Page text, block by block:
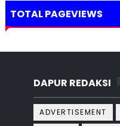
TOTAL PAGEVIEWS
DAPUR REDAKSI
ADVERTISEMENT